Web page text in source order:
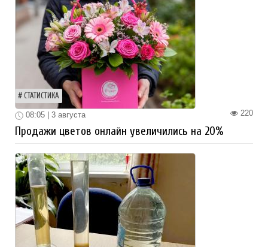
СТАТИСТИКА
220
08:05 | 3 августа
Продажи цветов онлайн увеличились на 20%